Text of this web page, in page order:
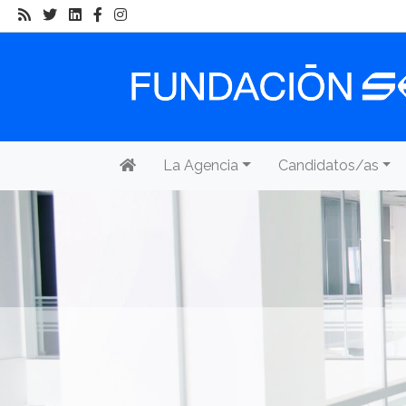
La Agencia Candidatos/as